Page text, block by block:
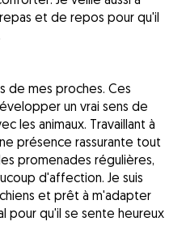
et de repos pour qu'il
de mes proches. Ces
un vrai sens de
les animaux. Travaillant à
présence rassurante tout
promenades régulières,
d'affection. Je suis
et prêt à m'adapter
pour qu'il se sente heureux